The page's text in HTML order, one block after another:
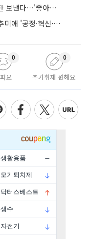
이상일 시장, 다낭에 용인청년봉사단 보낸다…'좋아용 거리' 만든다
경기신보, 남양주본점 첫 워크숍…추미애 '공정·혁신·포용' 전면 반영
요
0
추가취재 원해요
0